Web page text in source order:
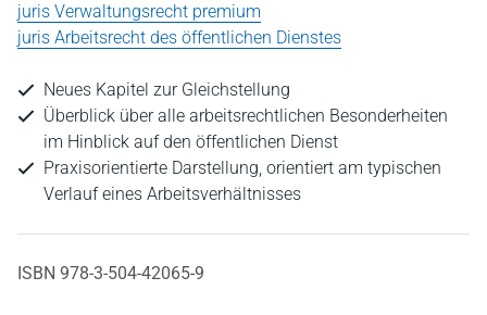
juris Verwaltungsrecht premium
juris Arbeitsrecht des öffentlichen Dienstes
Neues Kapitel zur Gleichstellung
Überblick über alle arbeitsrechtlichen Besonderheiten
im Hinblick auf den öffentlichen Dienst
Praxisorientierte Darstellung, orientiert am typischen
Verlauf eines Arbeitsverhältnisses
ISBN 978-3-504-42065-9